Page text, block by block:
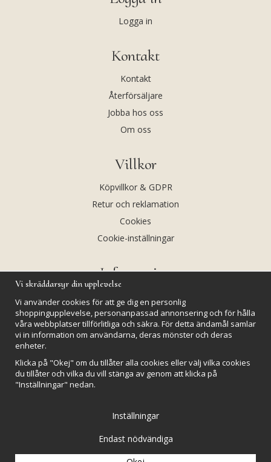
Logga in
Kontakt
Kontakt
Återförsäljare
Jobba hos oss
Om oss
Villkor
Köpvillkor & GDPR
Retur och reklamation
Cookies
Cookie-inställningar
Information
Kalendarium
Nyheter
Kristaller och fairtrade
Rena & Ladda kristaller
Vi skräddarsyr din upplevelse
Vi använder cookies för att ge dig en personlig
shoppingupplevelse, personanpassad annonsering och för hålla
våra webbplatser tillförlitliga och säkra. För detta ändamål samlar
vi in information om användarna, deras mönster och deras
enheter.
Klicka på "Okej" om du tillåter alla cookies eller välj vilka cookies
du tillåter och vilka du vill stänga av genom att klicka på
"Inställningar" nedan.
Inställningar
Endast nödvändiga